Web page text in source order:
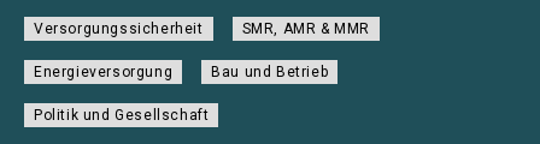
Versorgungssicherheit SMR, AMR & MMR
Energieversorgung Bau und Betrieb
Politik und Gesellschaft